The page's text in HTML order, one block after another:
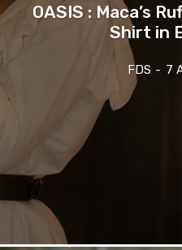
OASIS : Maca’s
Shirt in
FDS - 7